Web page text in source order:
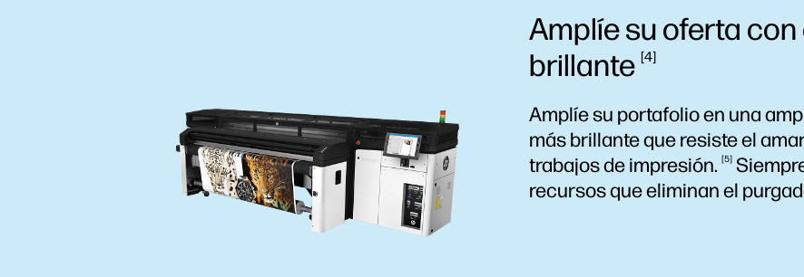
Amplíe su oferta
brillante 4
Amplíe su portafolio en una
más brillante que resiste el
trabajos deimpresión. 5
recursos que eliminan el